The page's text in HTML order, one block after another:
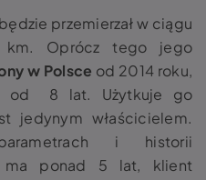
przemierzał w ciągu
Oprócz tego jego
w Polsce od 2014 roku,
od 8 lat. Użytkuje go
jedynym właścicielem.
i historii
ma ponad 5 lat, klient